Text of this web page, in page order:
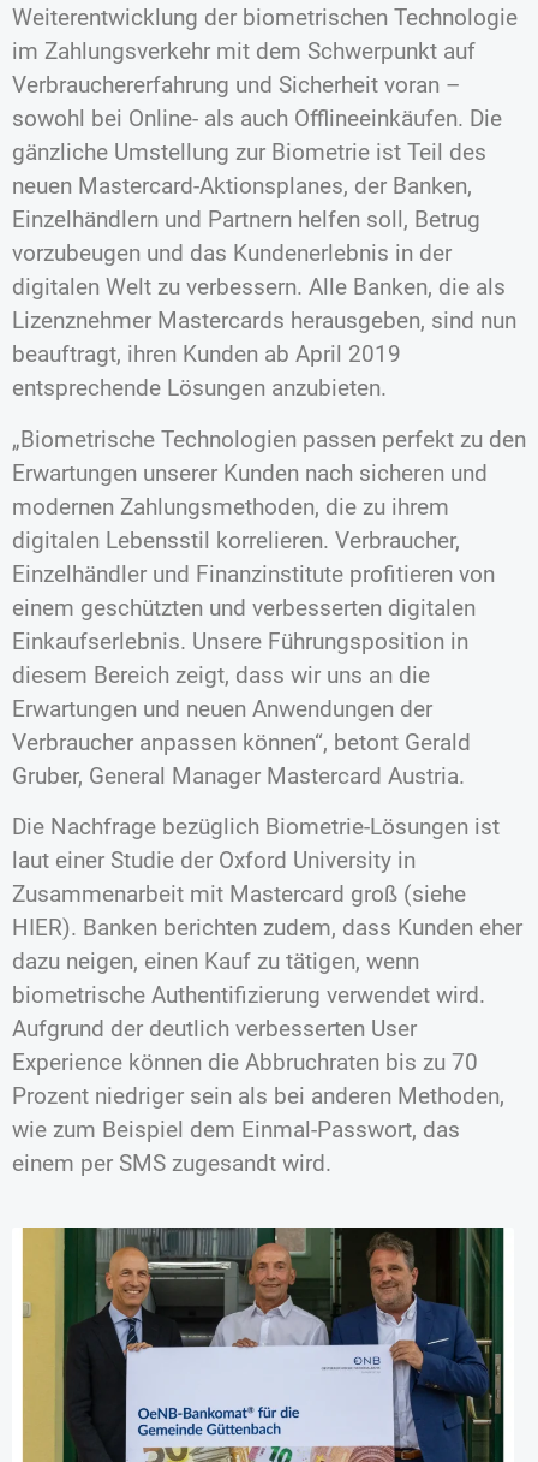
Weiterentwicklung der biometrischen Technologie
im Zahlungsverkehr mit dem Schwerpunkt auf
Verbrauchererfahrung und Sicherheit voran –
sowohl bei Online- als auch Offlineeinkäufen. Die
gänzliche Umstellung zur Biometrie ist Teil des
neuen Mastercard-Aktionsplanes, der Banken,
Einzelhändlern und Partnern helfen soll, Betrug
vorzubeugen und das Kundenerlebnis in der
digitalen Welt zu verbessern. Alle Banken, die als
Lizenznehmer Mastercards herausgeben, sind nun
beauftragt, ihren Kunden ab April 2019
entsprechende Lösungen anzubieten.
„Biometrische Technologien passen perfekt zu den
Erwartungen unserer Kunden nach sicheren und
modernen Zahlungsmethoden, die zu ihrem
digitalen Lebensstil korrelieren. Verbraucher,
Einzelhändler und Finanzinstitute profitieren von
einem geschützten und verbesserten digitalen
Einkaufserlebnis. Unsere Führungsposition in
diesem Bereich zeigt, dass wir uns an die
Erwartungen und neuen Anwendungen der
Verbraucher anpassen können“, betont Gerald
Gruber, General Manager Mastercard Austria.
Die Nachfrage bezüglich Biometrie-Lösungen ist
laut einer Studie der Oxford University in
Zusammenarbeit mit Mastercard groß (siehe
HIER). Banken berichten zudem, dass Kunden eher
dazu neigen, einen Kauf zu tätigen, wenn
biometrische Authentifizierung verwendet wird.
Aufgrund der deutlich verbesserten User
Experience können die Abbruchraten bis zu 70
Prozent niedriger sein als bei anderen Methoden,
wie zum Beispiel dem Einmal-Passwort, das
einem per SMS zugesandt wird.